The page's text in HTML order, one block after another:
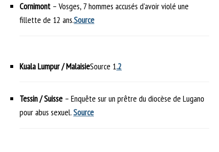
Cornimont – Vosges, 7 hommes accusés d’avoir violé une
fillette de 12 ans.Source
Kuala Lumpur / MalaisieSource 1.2
Tessin / Suisse – Enquête sur un prêtre du diocèse de Lugano
pour abus sexuel.Source